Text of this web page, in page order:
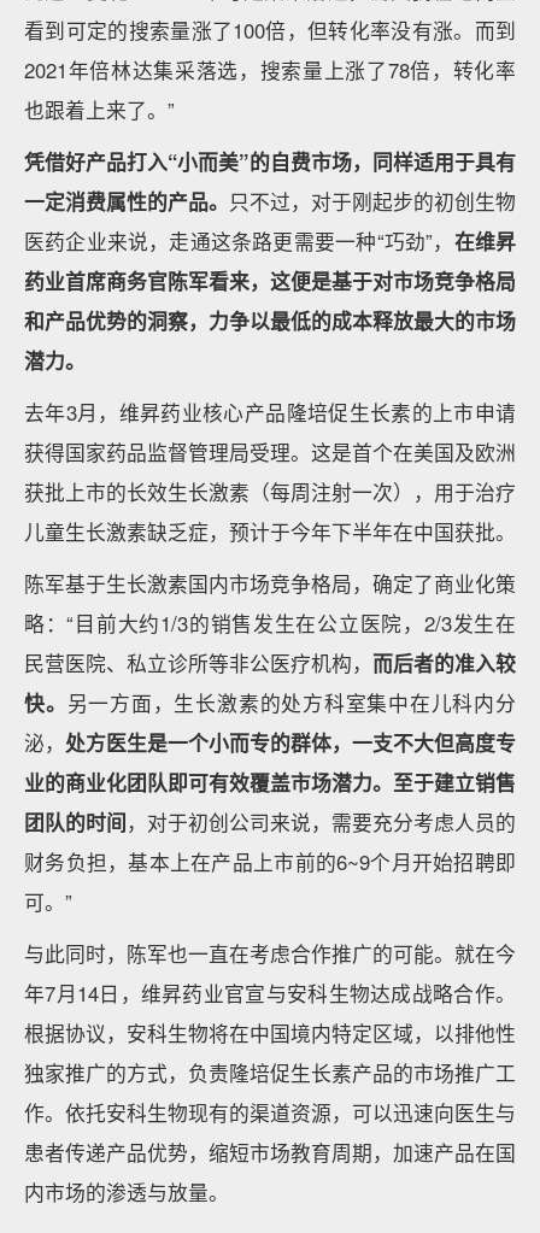
看到可定的搜索量涨了100倍，但转化率没有涨。而到
2021年倍林达集采落选，搜索量上涨了78倍，转化率
也跟着上来了。”
凭借好产品打入“小而美”的自费市场，同样适用于具有
一定消费属性的产品。 只不过，对于刚起步的初创生物
医药企业来说，走通这条路更需要一种“巧劲”， 在维昇
药业首席商务官陈军看来，这便是基于对市场竞争格局
和产品优势的洞察，力争以最低的成本释放最大的市场
潜力。
去年3月，维昇药业核心产品隆培促生长素的上市申请
获得国家药品监督管理局受理。这是首个在美国及欧洲
获批上市的长效生长激素（每周注射一次），用于治疗
儿童生长激素缺乏症，预计于今年下半年在中国获批。
陈军基于生长激素国内市场竞争格局，确定了商业化策
略：“目前大约1/3的销售发生在公立医院，2/3发生在
民营医院、私立诊所等非公医疗机构， 而后者的准入较
快。 另一方面，生长激素的处方科室集中在儿科内分
泌， 处方医生是一个小而专的群体，一支不大但高度专
业的商业化团队即可有效覆盖市场潜力。至于建立销售
团队的时间，对于初创公司来说，需要充分考虑人员的
财务负担，基本上在产品上市前的6~9个月开始招聘即
可。”
与此同时，陈军也一直在考虑合作推广的可能。就在今
年7月14日，维昇药业官宣与安科生物达成战略合作。
根据协议，安科生物将在中国境内特定区域，以排他性
独家推广的方式，负责隆培促生长素产品的市场推广工
作。依托安科生物现有的渠道资源，可以迅速向医生与
患者传递产品优势，缩短市场教育周期，加速产品在国
内市场的渗透与放量。